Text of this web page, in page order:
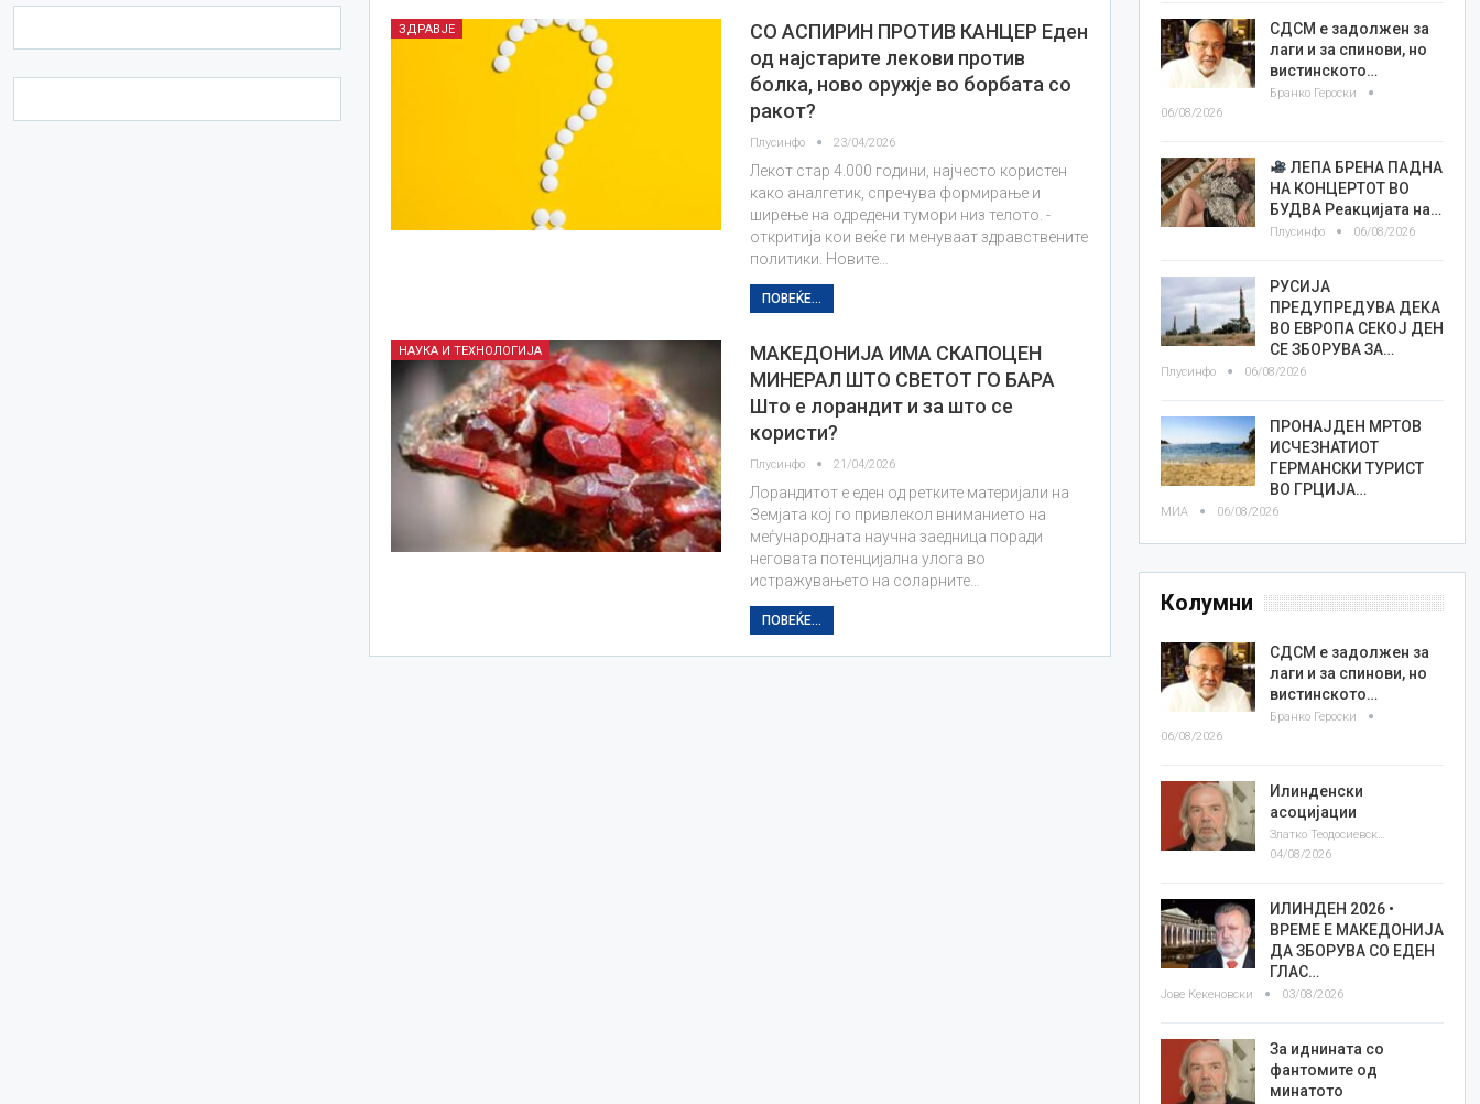
ЗДРАВЈЕ
СО АСПИРИН ПРОТИВ КАНЦЕР Еден
од најстарите лекови против
болка, ново оружје во борбата со
ракот?
Плусинфо 23/04/2026
Лекот стар 4.000 години, најчесто користен
како аналгетик, спречува формирање и
ширење на одредени тумори низ телото. -
откритија кои веќе ги менуваат здравствените
политики. Новите…
ПОВЕЌЕ...
НАУКА И ТЕХНОЛОГИЈА
МАКЕДОНИЈА ИМА СКАПОЦЕН
МИНЕРАЛ ШТО СВЕТОТ ГО БАРА
Што е лорандит и за што се
користи?
Плусинфо 21/04/2026
Лорандитот е еден од ретките материјали на
Земјата кој го привлекол вниманието на
меѓународната научна заедница поради
неговата потенцијална улога во
истражувањето на соларните…
ПОВЕЌЕ...
СДСМ е задолжен за
лаги и за спинови, но
вистинското…
Бранко Героски
06/08/2026
ЛЕПА БРЕНА ПАДНА
НА КОНЦЕРТОТ ВО
БУДВА Реакцијата на…
Плусинфо 06/08/2026
РУСИЈА
ПРЕДУПРЕДУВА ДЕКА
ВО ЕВРОПА СЕКОЈ ДЕН
СЕ ЗБОРУВА ЗА…
Плусинфо 06/08/2026
ПРОНАЈДЕН МРТОВ
ИСЧЕЗНАТИОТ
ГЕРМАНСКИ ТУРИСТ
ВО ГРЦИЈА…
МИА 06/08/2026
Колумни
СДСМ е задолжен за
лаги и за спинови, но
вистинското…
Бранко Героски
06/08/2026
Илинденски
асоцијации
Златко Теодосиевски
04/08/2026
ИЛИНДЕН 2026 •
ВРЕМЕ Е МАКЕДОНИЈА
ДА ЗБОРУВА СО ЕДЕН
ГЛАС…
Јове Кекеновски 03/08/2026
За иднината со
фантомите од
минатото